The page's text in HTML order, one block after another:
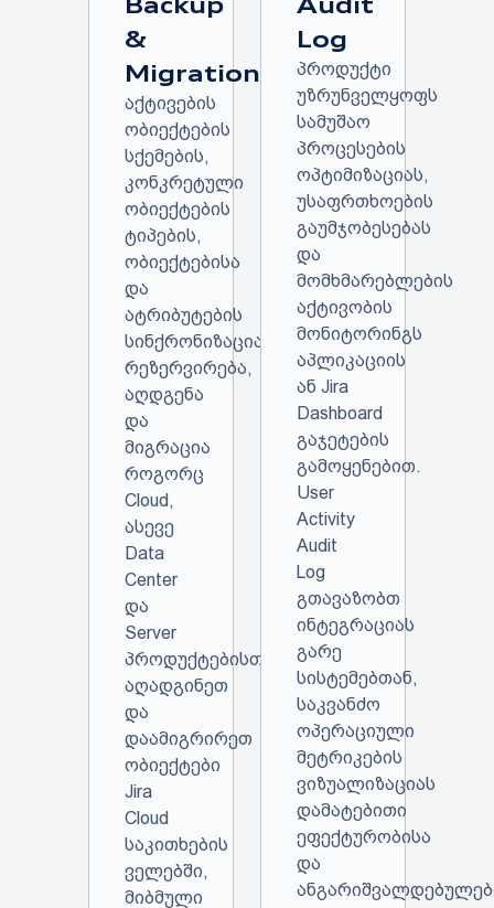
&
Migration
აქტივების
ობიექტების
სქემების,
კონკრეტული
ობიექტების
ტიპების,
ობიექტებისა
და
ატრიბუტების
სინქრონიზაცია,
რეზერვირება,
აღდგენა
და
მიგრაცია
როგორც
Cloud,
ასევე
Data
Center
და
Server
პროდუქტებისთვის.
აღადგინეთ
და
დაამიგრირეთ
ობიექტები
Jira
Cloud
საკითხების
ველებში,
მიბმული
Log
პროდუქტი
უზრუნველყოფს
სამუშაო
პროცესების
ოპტიმიზაციას,
უსაფრთხოების
გაუმჯობესებას
და
მომხმარებლების
აქტივობის
მონიტორინგს
აპლიკაციის
ან Jira
Dashboard
გაჯეტების
გამოყენებით.
User
Activity
Audit
Log
გთავაზობთ
ინტეგრაციას
გარე
სისტემებთან,
საკვანძო
ოპერაციული
მეტრიკების
ვიზუალიზაციას
დამატებითი
ეფექტურობისა
და